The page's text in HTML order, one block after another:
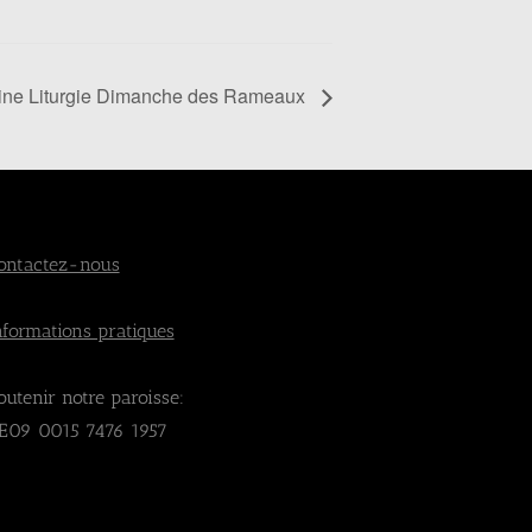
Liturgie Dimanche des Rameaux
nous
pratiques
notre paroisse:
0015 7476 1957